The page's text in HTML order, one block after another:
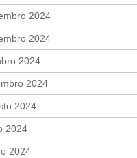
2024
2024
2024
2024
2024
2024
2024